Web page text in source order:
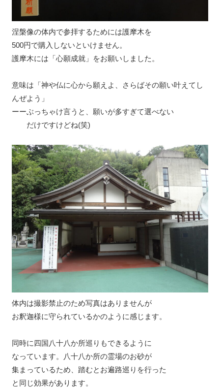
涅槃像の体内で参拝するためには護摩木を
500円で購入しないといけません。
護摩木には「心願成就」をお願いしました。
意味は「神や仏に心から願えよ、さらばその願い叶えてし
んぜよう」
ーーぶっちゃけ言うと、願いが多すぎて選べない
だけですけどね(笑)
体内は撮影禁止のため写真はありませんが
お釈迦様に守られているかのように感じます。
同時に四国八十八か所巡りもできるように
なっています。八十八か所の霊場のお砂が
集まっているため、踏むとお遍路巡りを行った
と同じ効果があります。